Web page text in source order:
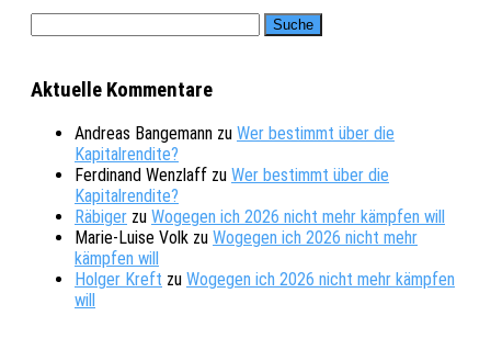
Aktuelle Kommentare
Andreas Bangemann zu Wer bestimmt über die
Kapitalrendite?
Ferdinand Wenzlaff zu Wer bestimmt über die
Kapitalrendite?
Räbiger zu Wogegen ich 2026 nicht mehr kämpfen will
Marie-Luise Volk zu Wogegen ich 2026 nicht mehr
kämpfen will
Holger Kreft zu Wogegen ich 2026 nicht mehr kämpfen
will